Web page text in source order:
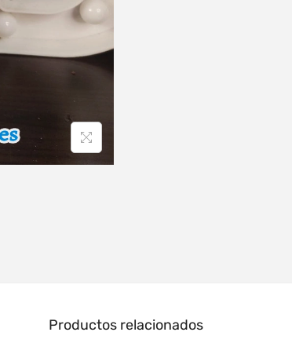
Productos relacionados